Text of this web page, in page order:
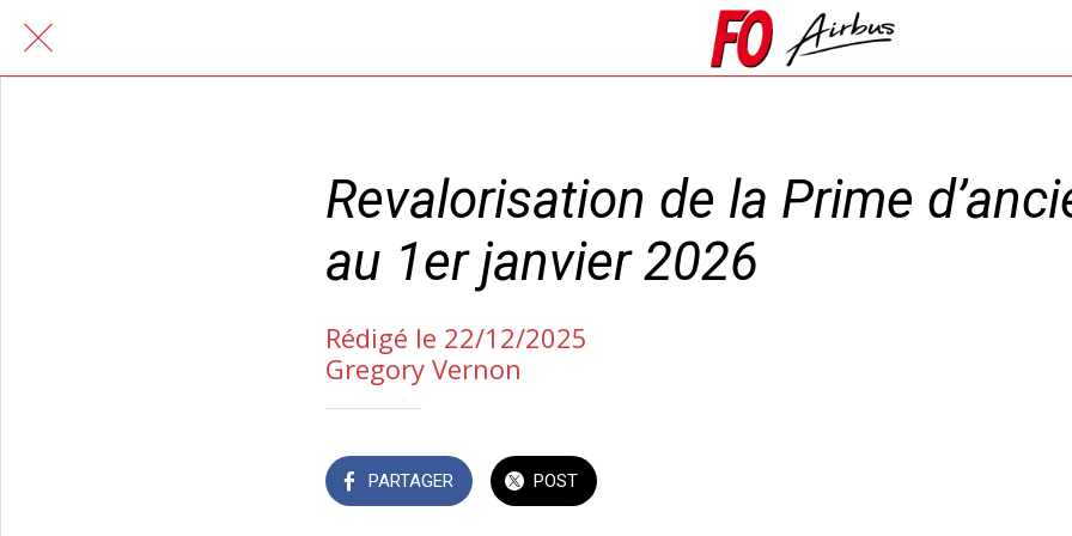
Revalorisation de la Prime
au 1er janvier 2026
Rédigé le 22/12/2025
Gregory Vernon
PARTAGER POST